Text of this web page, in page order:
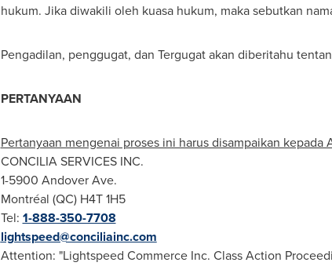
hukum. Jika diwakili oleh kuasa hukum, maka sebutkan
Pengadilan, penggugat, dan Tergugat akan diberitahu
PERTANYAAN
Pertanyaan mengenai proses ini harus disampaikan kepada
CONCILIA SERVICES INC.
1-5900 Andover Ave.
Montréal (QC) H4T 1H5
Tel: 1-888-350-7708
lightspeed@conciliainc.com
Attention: "Lightspeed Commerce Inc. Class Action